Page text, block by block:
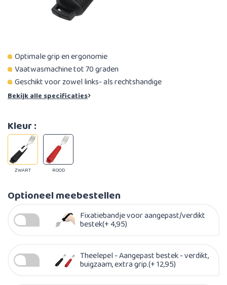
Optimale grip en ergonomie
Vaatwasmachine tot 70 graden
Geschikt voor zowel links- als rechtshandige
Bekijk alle specificaties
Kleur :
ZWART ROOD
Optioneel meebestellen
Fixatiebandje voor aangepast/verdikt
bestek(+ 4,95)
Theelepel - Aangepast bestek - verdikt,
buigzaam, extra grip.(+ 12,95)